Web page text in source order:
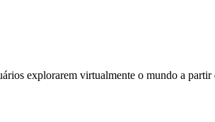
explorarem virtualmente o mundo a